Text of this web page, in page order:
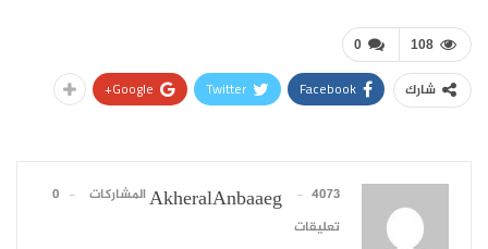
0 108
شارك Facebook
Twitter
Google+
AkheralAnbaaeg 4073 المشاركات
0
تعليقات